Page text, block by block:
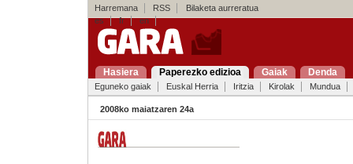
Harremana RSS
Bilaketa aurreratua
es
fr en
Hasiera Paperezko edizioa Gaiak Denda
Eguneko gaiak Euskal Herria Iritzia Kirolak Mundua
2008ko maiatzaren 24a